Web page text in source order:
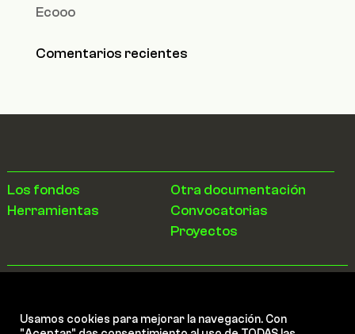
Ecooo
Comentarios recientes
Los fondos
Herramientas
Otra documentación
Convocatorias
Proyectos
Usamos cookies para mejorar la navegación. Con